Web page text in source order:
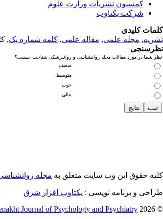
کمسیون نشریات وزارت علوم
شرکت یکتاوب
کلمات کلیدی
نشریه, مجله علمی, مقاله علمی, کلمه شماره یک,
نظرسنجی
نظر شما در مورد مقالات مجله روانشناسی و روانپزشکی شناخت چیست؟
ضعیف
متوسط
خوب
عالی
کلیه حقوق این وب سایت متعلق به مجله
طراحی و برنامه نویسی : یکتاوب افزار شرق
© 2026 All Rights Reserved |
Journal of Psychology and Psychiatry